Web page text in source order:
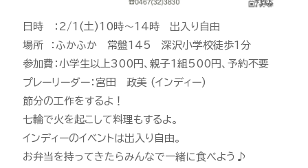
日時 ：2/1(土)10時～14時 出入り自由
場所 ：ふかふか 常盤145 深沢小学校徒歩1分
参加費：小学生以上300円、親子1組500円、予約不要
プレーリーダー：宮田 政美 (インディー)
節分の工作をするよ！
七輪で火を起こして料理もするよ。
インディーのイベントは出入り自由。
お弁当を持ってきたらみんなで一緒に食べよう♪